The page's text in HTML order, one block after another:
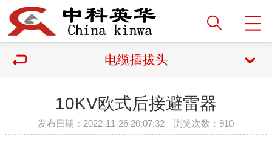
电缆插拔头
10KV欧式后接避雷器
发布日期：2022-11-26 20:07:32 浏览次数： 910